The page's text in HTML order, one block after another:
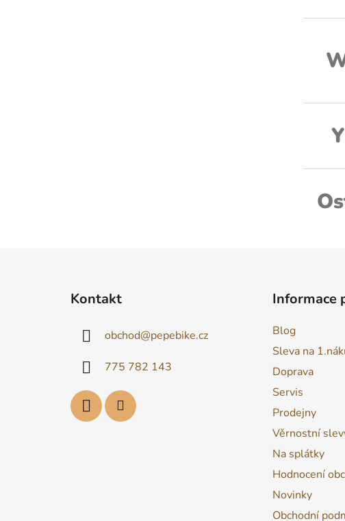
Y
Kontakt
obchod@pepebike.cz
775 782 143
Informace
Blog
Sleva na
Doprava
Servis
Prodejny
Věrnostní
Na splátky
Hodnocení
Novinky
Obchodní